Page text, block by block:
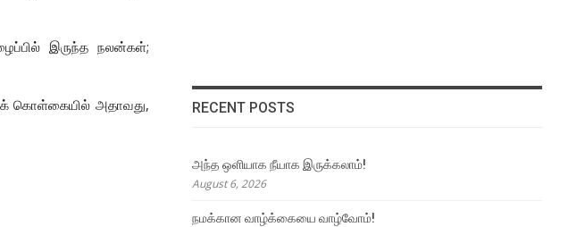
இருந்த நலன்கள்;
கொள்கையில் அதாவது,
RECENT POSTS
அந்த ஒளியாக நீயாக இருக்கலாம்!
August 6, 2026
நமக்கான வாழ்க்கையை வாழ்வோம்!